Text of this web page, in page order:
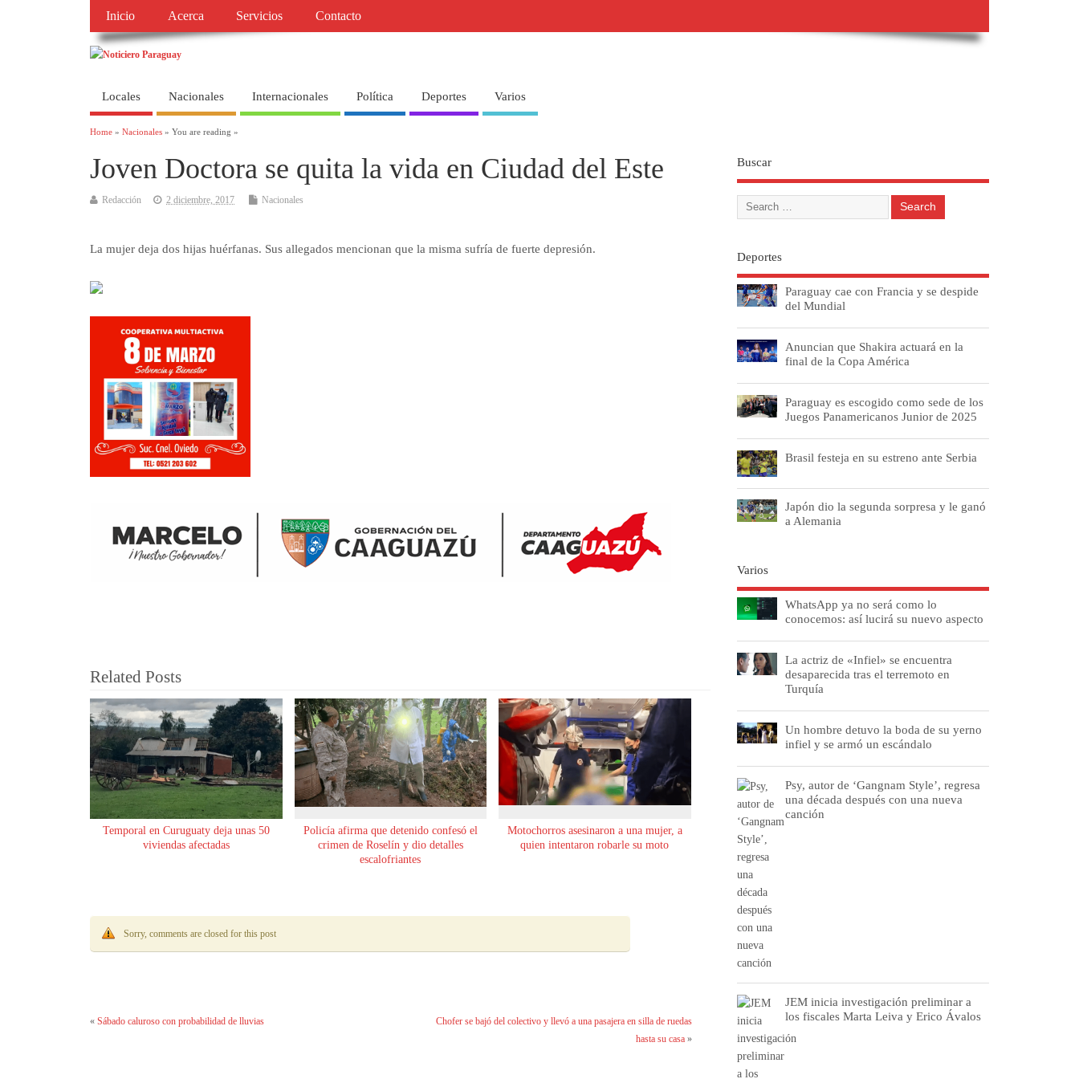
Inicio Acerca Servicios Contacto
Locales Nacionales Internacionales Política Deportes Varios
Home » Nacionales » You are reading »
Joven Doctora se quita la vida en Ciudad del Este
Redacción 2 diciembre, 2017 Nacionales
La mujer deja dos hijas huérfanas. Sus allegados mencionan que la misma sufría de fuerte depresión.
Related Posts
Temporal en Curuguaty deja unas 50
viviendas afectadas
Policía afirma que detenido confesó el
crimen de Roselín y dio detalles
escalofriantes
Motochorros asesinaron a una mujer, a
quien intentaron robarle su moto
Sorry, comments are closed for this post
« Sábado caluroso con probabilidad de lluvias
Chofer se bajó del colectivo y llevó a una pasajera en silla de ruedas
hasta su casa»
Buscar
Deportes
Paraguay cae con Francia y se despide
del Mundial
Anuncian que Shakira actuará en la
final de la Copa América
Paraguay es escogido como sede de los
Juegos Panamericanos Junior de 2025
Brasil festeja en su estreno ante Serbia
Japón dio la segunda sorpresa y le ganó
a Alemania
Varios
WhatsApp ya no será como lo
conocemos: así lucirá su nuevo aspecto
La actriz de «Infiel» se encuentra
desaparecida tras el terremoto en
Turquía
Un hombre detuvo la boda de su yerno
infiel y se armó un escándalo
Psy, autor de ‘Gangnam Style’, regresa
una década después con una nueva
canción
JEM inicia investigación preliminar a
los fiscales Marta Leiva y Erico Ávalos